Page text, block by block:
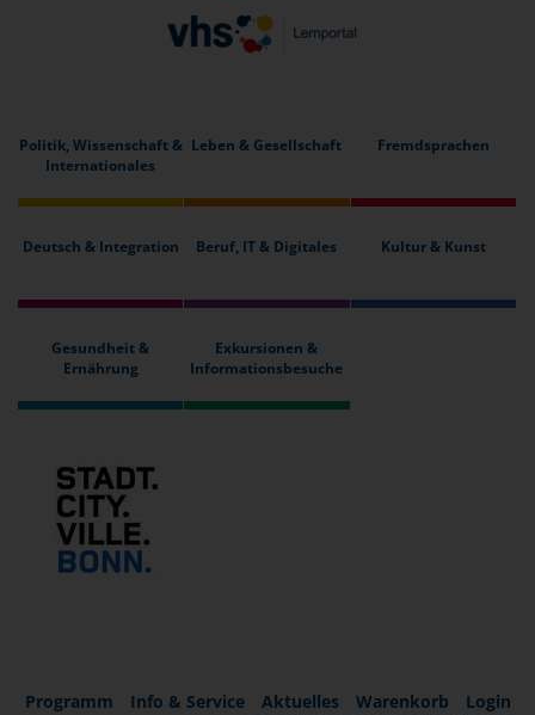
Politik, Wissenschaft &
Internationales
Leben & Gesellschaft Fremdsprachen
Deutsch & Integration Beruf, IT & Digitales Kultur & Kunst
Gesundheit &
Ernährung
Exkursionen &
Informationsbesuche
Programm Info & Service Aktuelles Warenkorb Login